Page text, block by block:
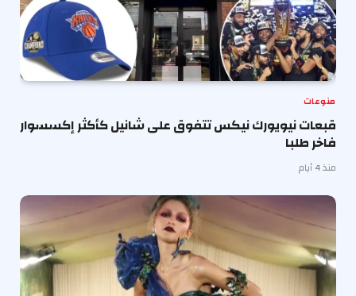
منوعات
قبعات نيويورك نيكس تتفوق على شانيل كأكثر إكسسوار
فاخر طلبا
منذ 4 أيام